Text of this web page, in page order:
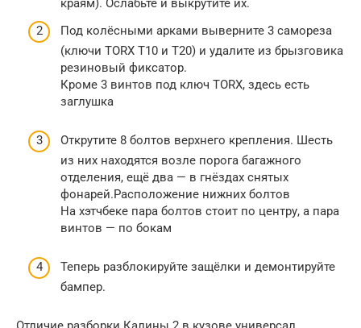
краям). Ослабьте и выкрутите их.
Под колёсными арками выверните 3 самореза
(ключи TORX T10 и T20) и удалите из брызговика
резиновый фиксатор.
Кроме 3 винтов под ключ TORX, здесь есть
заглушка
Открутите 8 болтов верхнего крепления. Шесть
из них находятся возле порога багажного
отделения, ещё два — в гнёздах снятых
фонарей.Расположение нижних болтов
На хэтчбеке пара болтов стоит по центру, а пара
винтов — по бокам
Теперь разблокируйте защёлки и демонтируйте
бампер.